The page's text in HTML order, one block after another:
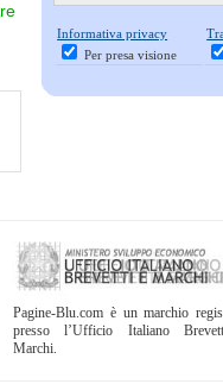
Informativa privacy
Per presa visione
Pagine-Blu.com è un marchio
presso l’Ufficio Italiano
Marchi.